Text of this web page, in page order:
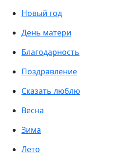
Новый год
День матери
Благодарность
Поздравление
Сказать люблю
Весна
Зима
Лето